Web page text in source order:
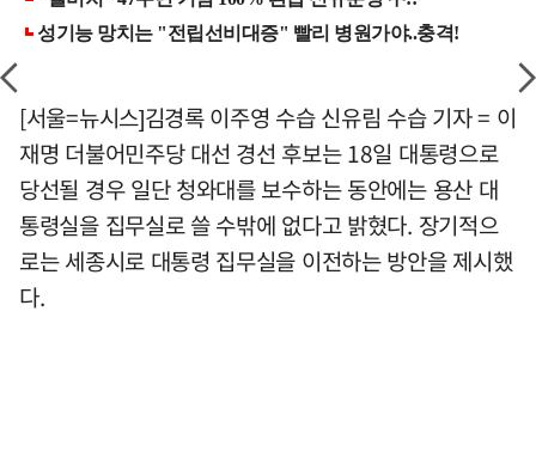
[서울=뉴시스]김경록 이주영 수습 신유림 수습 기자 = 이
재명 더불어민주당 대선 경선 후보는 18일 대통령으로
당선될 경우 일단 청와대를 보수하는 동안에는 용산 대
통령실을 집무실로 쓸 수밖에 없다고 밝혔다. 장기적으
로는 세종시로 대통령 집무실을 이전하는 방안을 제시했
다.